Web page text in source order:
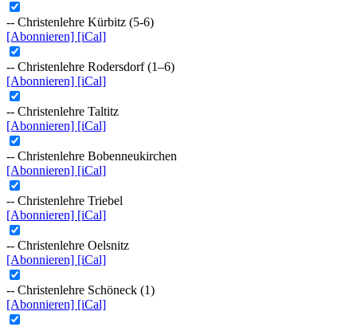
-- Christenlehre Kürbitz (5-6)
[Abonnieren] [iCal]
-- Christenlehre Rodersdorf (1–6)
[Abonnieren] [iCal]
-- Christenlehre Taltitz
[Abonnieren] [iCal]
-- Christenlehre Bobenneukirchen
[Abonnieren] [iCal]
-- Christenlehre Triebel
[Abonnieren] [iCal]
-- Christenlehre Oelsnitz
[Abonnieren] [iCal]
-- Christenlehre Schöneck (1)
[Abonnieren] [iCal]